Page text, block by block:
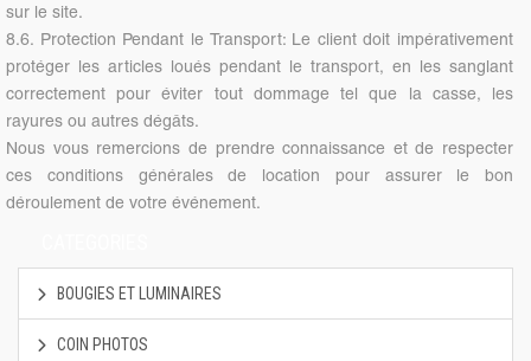
sur le site.
8.6. Protection Pendant le Transport: Le client doit impérativement
protéger les articles loués pendant le transport, en les sanglant
correctement pour éviter tout dommage tel que la casse, les
rayures ou autres dégâts.
Nous vous remercions de prendre connaissance et de respecter
ces conditions générales de location pour assurer le bon
déroulement de votre événement.
BOUGIES ET LUMINAIRES
COIN PHOTOS